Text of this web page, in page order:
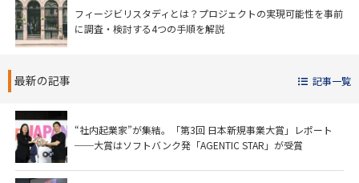
フィージビリスタディとは？プロジェクトの実現可能性を事前
に調査・検討する4つの手順を解説
最新の記事 記事一覧
“社内起業家”が集結。「第3回 日本新規事業大賞」レポート
──大賞はソフトバンク発「AGENTIC STAR」が受賞